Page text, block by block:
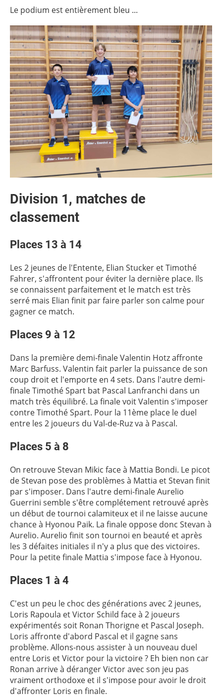
Le podium est entièrement bleu ...
Division 1, matches de
classement
Places 13 à 14
Les 2 jeunes de l'Entente, Elian Stucker et Timothé
Fahrer, s'affrontent pour éviter la dernière place. Ils
se connaissent parfaitement et le match est très
serré mais Elian finit par faire parler son calme pour
gagner ce match.
Places 9 à 12
Dans la première demi-finale Valentin Hotz affronte
Marc Barfuss. Valentin fait parler la puissance de son
coup droit et l'emporte en 4 sets. Dans l'autre demi-
finale Timothé Spart bat Pascal Lanfranchi dans un
match très équilibré. La finale voit Valentin s'imposer
contre Timothé Spart. Pour la 11ème place le duel
entre les 2 joueurs du Val-de-Ruz va à Pascal.
Places 5 à 8
On retrouve Stevan Mikic face à Mattia Bondi. Le picot
de Stevan pose des problèmes à Mattia et Stevan finit
par s'imposer. Dans l'autre demi-finale Aurelio
Guerrini semble s'être complétement retrouvé après
un début de tournoi calamiteux et il ne laisse aucune
chance à Hyonou Paik. La finale oppose donc Stevan à
Aurelio. Aurelio finit son tournoi en beauté et après
les 3 défaites initiales il n'y a plus que des victoires.
Pour la petite finale Mattia s'impose face à Hyonou.
Places 1 à 4
C'est un peu le choc des générations avec 2 jeunes,
Loris Rapoula et Victor Schild face à 2 joueurs
expérimentés soit Ronan Thorigne et Pascal Joseph.
Loris affronte d'abord Pascal et il gagne sans
problème. Allons-nous assister à un nouveau duel
entre Loris et Victor pour la victoire ? Eh bien non car
Ronan arrive à déranger Victor avec son jeu pas
vraiment orthodoxe et il s'impose pour avoir le droit
d'affronter Loris en finale.